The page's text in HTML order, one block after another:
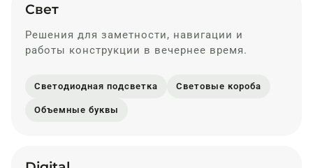
Свет
Решения для заметности, навигации и
работы конструкции в вечернее время.
Светодиодная подсветка Световые короба
Объемные буквы